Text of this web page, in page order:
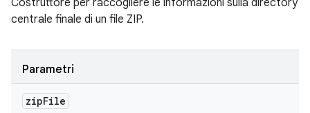
Costruttore per raccogliere le informazioni sulla directory
centrale finale di un file ZIP.
Parametri
zipFile